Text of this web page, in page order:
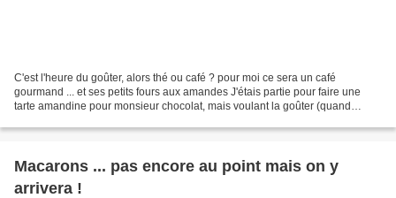
C'est l'heure du goûter, alors thé ou café ? pour moi ce sera un café
gourmand ... et ses petits fours aux amandes J'étais partie pour faire une
tarte amandine pour monsieur chocolat, mais voulant la goûter (quand
Macarons ... pas encore au point mais on y
arrivera !